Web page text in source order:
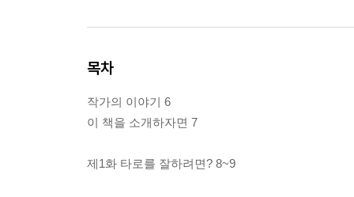
목차
작가의 이야기 6
이 책을 소개하자면 7
제1화 타로를 잘하려면? 8~9